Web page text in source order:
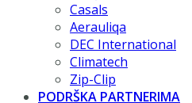
Casals
Aerauliqa
DEC International
Climatech
Zip-Clip
PODRŠKA PARTNERIMA